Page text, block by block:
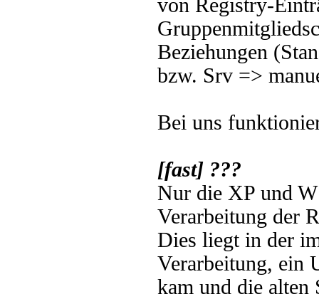
von Registry-
Beziehungen
bzw. Srv =>
Bei uns
[fast] ???
Nur die XP und
Verarbeitung der
Dies liegt in der
Verarbeitung, ein
kam und die alten